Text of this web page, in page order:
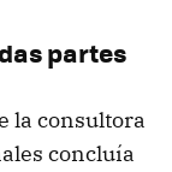
partes
la consultora
concluía